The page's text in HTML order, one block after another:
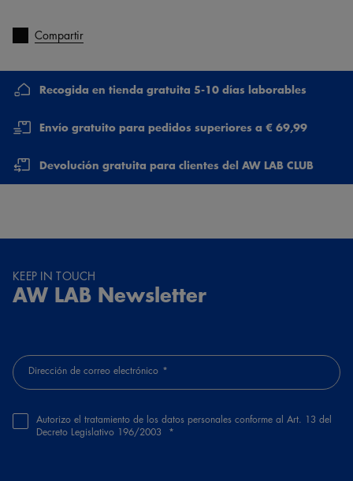
Compartir
Recogida en tienda gratuita 5-10 días laborables
Envío gratuito para pedidos superiores a € 69,99
Devolución gratuita para clientes del AW LAB CLUB
KEEP IN TOUCH
AW LAB Newsletter
Dirección de correo electrónico
Autorizo el tratamiento de los datos personales conforme al Art. 13 del
Decreto Legislativo 196/2003